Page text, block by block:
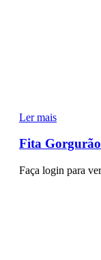
Ler mais
Fita
Faça login para